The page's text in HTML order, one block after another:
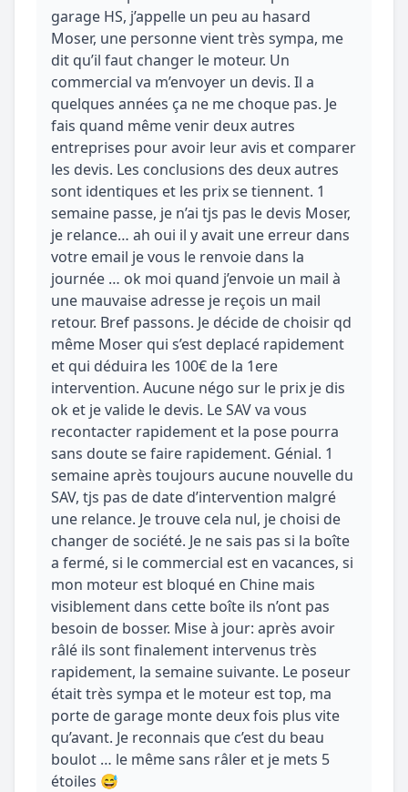
garage HS, j’appelle un peu au hasard
Moser, une personne vient très sympa, me
dit qu’il faut changer le moteur. Un
commercial va m’envoyer un devis. Il a
quelques années ça ne me choque pas. Je
fais quand même venir deux autres
entreprises pour avoir leur avis et comparer
les devis. Les conclusions des deux autres
sont identiques et les prix se tiennent. 1
semaine passe, je n’ai tjs pas le devis Moser,
je relance… ah oui il y avait une erreur dans
votre email je vous le renvoie dans la
journée … ok moi quand j’envoie un mail à
une mauvaise adresse je reçois un mail
retour. Bref passons. Je décide de choisir qd
même Moser qui s’est deplacé rapidement
et qui déduira les 100€ de la 1ere
intervention. Aucune négo sur le prix je dis
ok et je valide le devis. Le SAV va vous
recontacter rapidement et la pose pourra
sans doute se faire rapidement. Génial. 1
semaine après toujours aucune nouvelle du
SAV, tjs pas de date d’intervention malgré
une relance. Je trouve cela nul, je choisi de
changer de société. Je ne sais pas si la boîte
a fermé, si le commercial est en vacances, si
mon moteur est bloqué en Chine mais
visiblement dans cette boîte ils n’ont pas
besoin de bosser. Mise à jour: après avoir
râlé ils sont finalement intervenus très
rapidement, la semaine suivante. Le poseur
était très sympa et le moteur est top, ma
porte de garage monte deux fois plus vite
qu’avant. Je reconnais que c’est du beau
boulot … le même sans râler et je mets 5
étoiles 😅